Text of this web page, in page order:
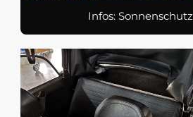
Infos: Sonnenschutz